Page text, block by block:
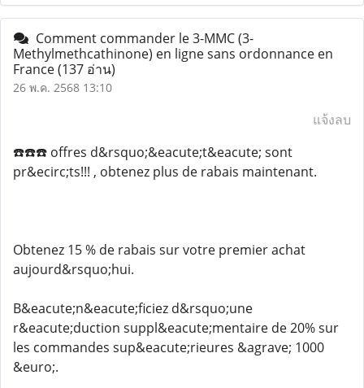
Comment commander le 3-MMC (3-
Methylmethcathinone) en ligne sans ordonnance en
France(137 อ่าน)
26 พ.ค. 2568 13:10
แจ้งลบ
☎️☎️☎️ offres d&rsquo;&eacute;t&eacute; sont
pr&ecirc;ts!!! , obtenez plus de rabais maintenant.
Obtenez 15 % de rabais sur votre premier achat
aujourd&rsquo;hui.
B&eacute;n&eacute;ficiez d&rsquo;une
r&eacute;duction suppl&eacute;mentaire de 20% sur
les commandes sup&eacute;rieures &agrave; 1000
&euro;.